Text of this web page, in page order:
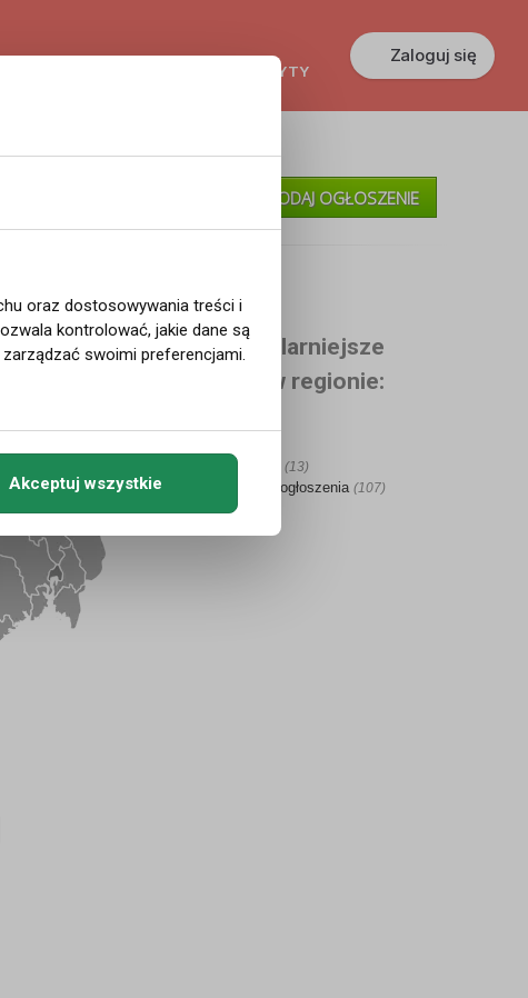
KREDYTY
Zaloguj się
DODAJ OGŁOSZENIE
Najpopularniejsze
miasta w regionie:
Cały region (13)
Wszystkie ogłoszenia (107)
oraz dostosowywania treści i
kontrolować, jakie dane są
swoimi preferencjami.
Akceptuj wszystkie